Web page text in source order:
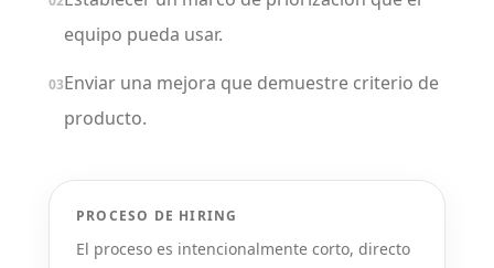
equipo pueda usar.
03Enviar una mejora que demuestre criterio de
producto.
PROCESO DE HIRING
El proceso es intencionalmente corto, directo